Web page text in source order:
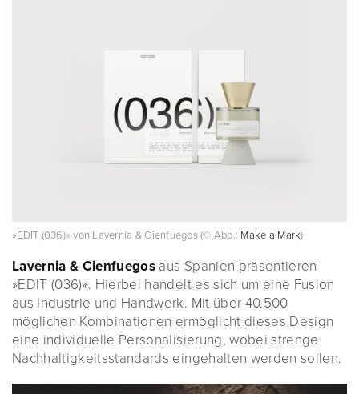
»EDIT (036)« von Lavernia & Cienfuegos (© Abb.: Make a Mark)
Lavernia & Cienfuegos aus Spanien präsentieren
»EDIT (036)«. Hierbei handelt es sich um eine Fusion
aus Industrie und Handwerk. Mit über 40.500
möglichen Kombinationen ermöglicht dieses Design
eine individuelle Personalisierung, wobei strenge
Nachhaltigkeitsstandards eingehalten werden sollen.